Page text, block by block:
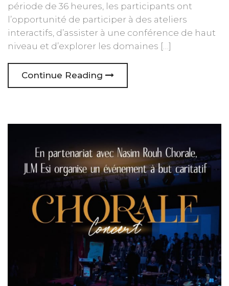
période de 36 heures, les participants ont
l’opportunité de participer à des ateliers
interactifs, d’assister à une conférence de haut
niveau et d’explorer les domaines […]
Continue Reading